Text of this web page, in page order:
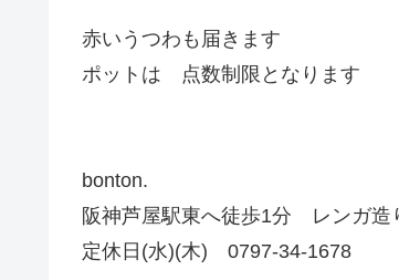
赤いうつわも届きます
ポットは 点数制限となります
bonton.
阪神芦屋駅東へ徒歩1分 レンガ造
定休日(水)(木) 0797-34-1678